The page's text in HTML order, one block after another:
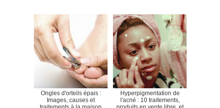
Ongles d'orteils épais :
Images, causes et
Hyperpigmentation de
l'acné : 10 traitements,